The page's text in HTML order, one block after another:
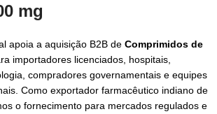
mg
apoia a aquisição B2B de Comprimidos de
importadores licenciados, hospitais,
compradores governamentais e equipes
Como exportador farmacêutico indiano de
o fornecimento para mercados regulados e